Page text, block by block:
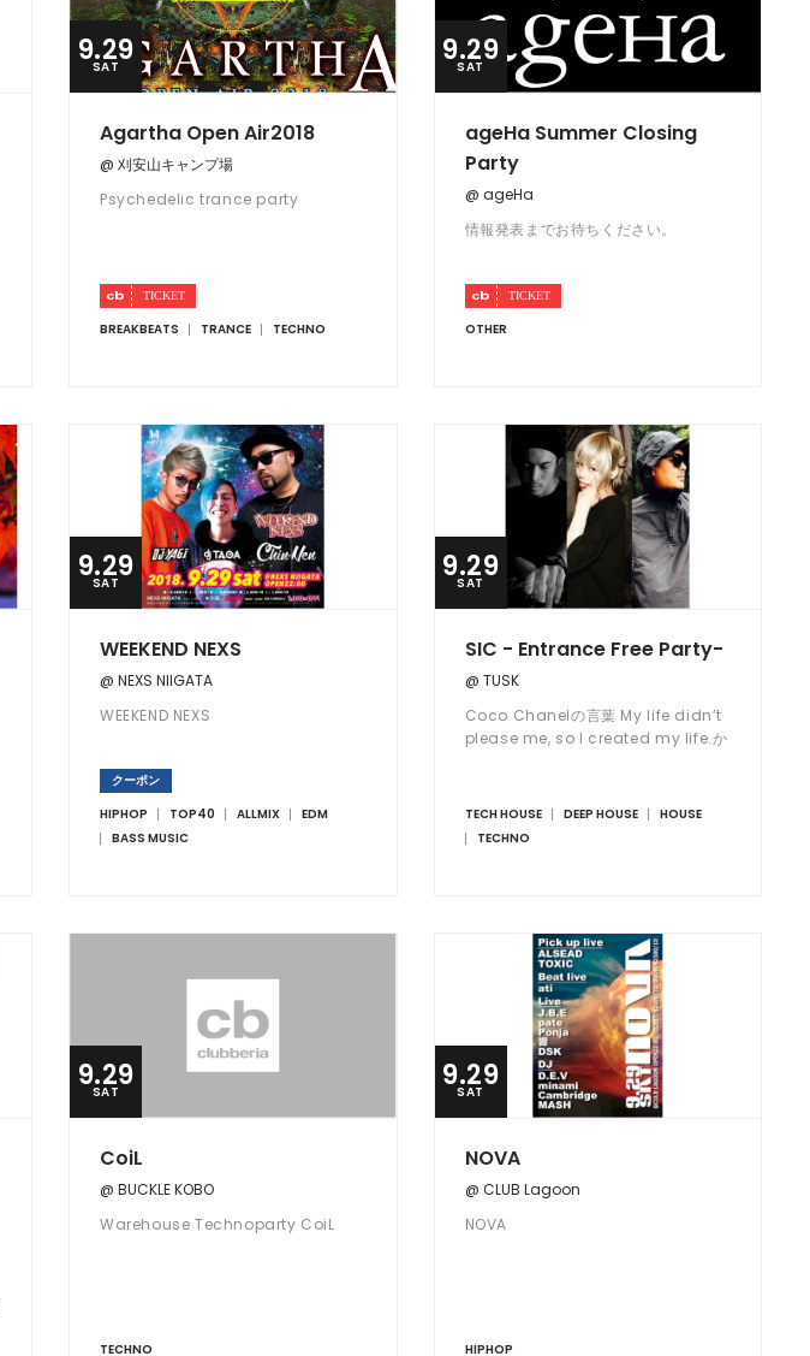
9.29
SAT
Agartha Open Air2018
@ 刈安山キャンプ場
Psychedelic trance party
BREAKBEATS TRANCE TECHNO
9.29
SAT
ageHa Summer Closing
Party
@ ageHa
情報発表までお待ちください。
OTHER
9.29
SAT
WEEKEND NEXS
@ NEXS NIIGATA
WEEKEND NEXS
クーポン
HIPHOP
TOP40 ALLMIX
EDM
BASS MUSIC
9.29
SAT
SIC - Entrance Free Party-
@ TUSK
Coco Chanelの言葉 My life didn’t
please me, so I created my life.か
鳴。 RESIDENTのDJ SAIMURAがセレ
クトした人気/実力共に定評のあるDJ
TECH HOUSE DEEP HOUSE
HOUSE
TECHNO
9.29
SAT
CoiL
@ BUCKLE KOBO
Warehouse Technoparty CoiL
TECHNO
9.29
SAT
NOVA
@ CLUB Lagoon
NOVA
HIPHOP